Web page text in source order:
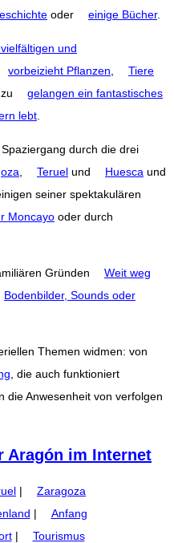
oder einige Bücher.
und
vorbeizieht Pflanzen,
Tiere
gelangen ein fantastisches
lebt.
durch die drei
, Teruel und Huesca und
seiner spektakulären
Moncayo oder durch
Gründen
Weit weg
Bodenbilder, Sounds oder
Themen widmen: von
, die auch funktioniert
die Anwesenheit von verfolgen
Aragón im Internet
|
Zaragoza
|
Anfang
|
Tourismus